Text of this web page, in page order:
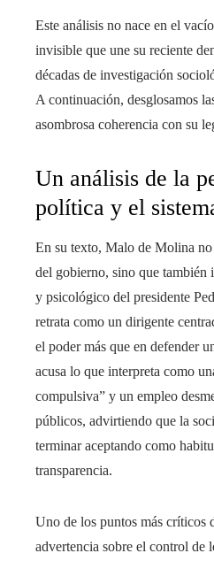
Este análisis no nace en el
invisible que une su reciente
décadas de investigación
A continuación, desglosamos
asombrosa coherencia con su
Un análisis de la
política y el
En su texto, Malo de Molina
del gobierno, sino que
y psicológico del presidente
retrata como un dirigente
el poder más que en defender
acusa lo que interpreta como
compulsiva” y un empleo
públicos, advirtiendo que la
terminar aceptando como
transparencia.
Uno de los puntos más críticos
advertencia sobre el control de